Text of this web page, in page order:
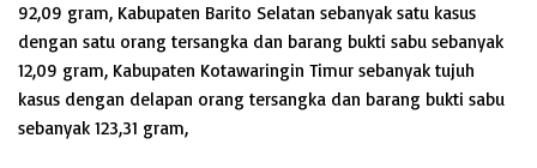
92,09 gram, Kabupaten Barito Selatan sebanyak satu kasus
dengan satu orang tersangka dan barang bukti sabu sebanyak
12,09 gram, Kabupaten Kotawaringin Timur sebanyak tujuh
kasus dengan delapan orang tersangka dan barang bukti sabu
sebanyak 123,31 gram,